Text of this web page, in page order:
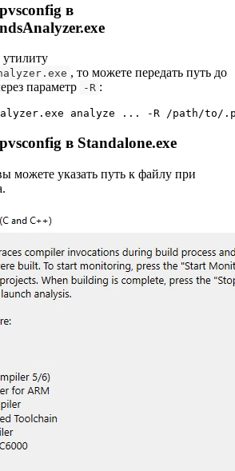
в
утилиту
, то можете передать путь до
параметр -R :
analyze ... -R /path/to/
в Standalone.exe
можете указать путь к файлу при